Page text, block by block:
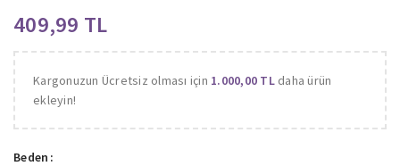
TL
Kargonuzun Ücretsiz olması için 1.000,00 TLdaha ürün
ekleyin!
Beden